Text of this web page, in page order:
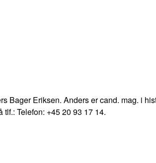
Bager Eriksen. Anders er cand. mag. i
Telefon: +45 20 93 17 14.